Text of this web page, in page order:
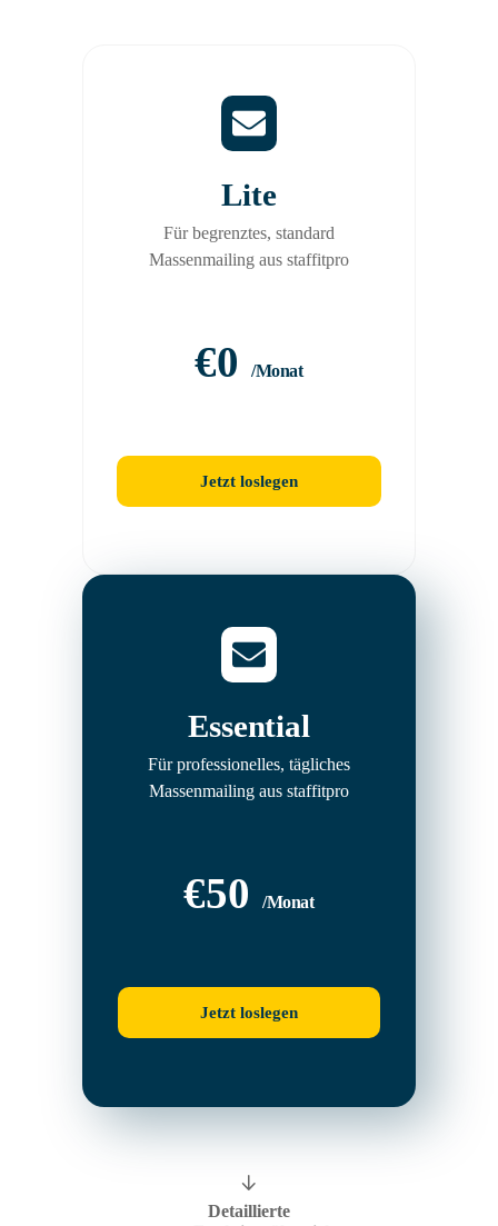
Lite
Für begrenztes, standard
Massenmailing aus staffitpro
€0 /Monat
Jetzt loslegen
Essential
Für professionelles, tägliches
Massenmailing aus staffitpro
€50 /Monat
Jetzt loslegen
Detaillierte